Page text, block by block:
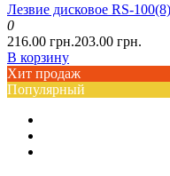
Лезвие дисковое RS-
0
216.00 грн.203.00 грн.
В корзину
Хит продаж
Популярный